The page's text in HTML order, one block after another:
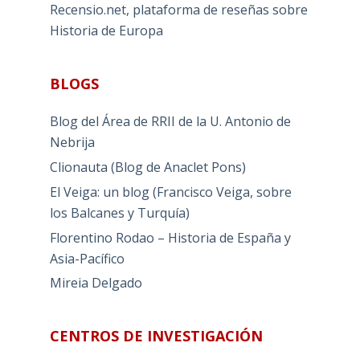
Recensio.net, plataforma de reseñas sobre
Historia de Europa
BLOGS
Blog del Área de RRII de la U. Antonio de
Nebrija
Clionauta (Blog de Anaclet Pons)
El Veiga: un blog (Francisco Veiga, sobre
los Balcanes y Turquía)
Florentino Rodao – Historia de España y
Asia-Pacífico
Mireia Delgado
CENTROS DE INVESTIGACIÓN